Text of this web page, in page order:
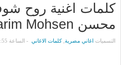
كلمات اغنية روح
محسن Karim Mohsen
التسميات اغاني مصرية ,كلمات الاغاني - الساعة 2:55 م -